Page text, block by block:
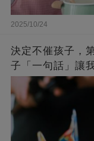
2025/10/24
決定不催孩子，
子「一句話」讓